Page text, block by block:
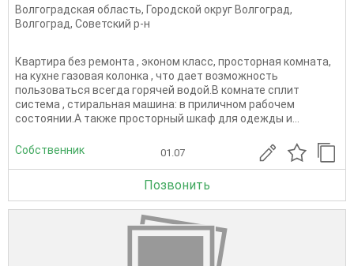
Волгоградская область, Городской округ Волгоград,
Волгоград, Советский р-н
Квартира без ремонта , эконом класс, просторная комната,
на кухне газовая колонка , что дает возможность
пользоваться всегда горячей водой.В комнате сплит
система , стиральная машина: в приличном рабочем
состоянии.А также просторный шкаф для одежды и...
Собственник 01.07
Позвонить